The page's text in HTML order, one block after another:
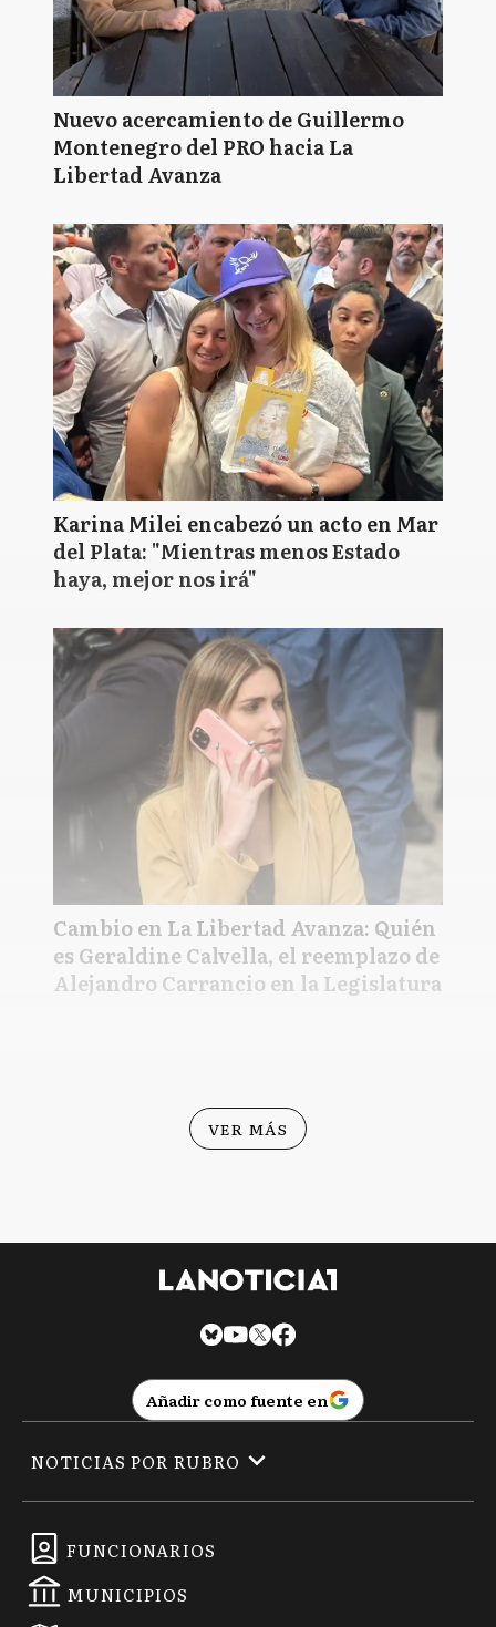
Nuevo acercamiento de Guillermo
Montenegro del PRO hacia La
Libertad Avanza
Karina Milei encabezó un acto en Mar
del Plata: "Mientras menos Estado
haya, mejor nos irá"
Cambio en La Libertad Avanza: Quién
es Geraldine Calvella, el reemplazo de
Alejandro Carrancio en la Legislatura
VER MÁS
Añadir como fuente en
FUNCIONARIOS
MUNICIPIOS
NOTICIAS POR RUBRO